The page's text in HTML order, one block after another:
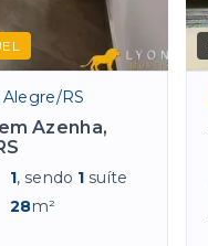
RS
Azenha,
1, sendo 1 suíte
28m²